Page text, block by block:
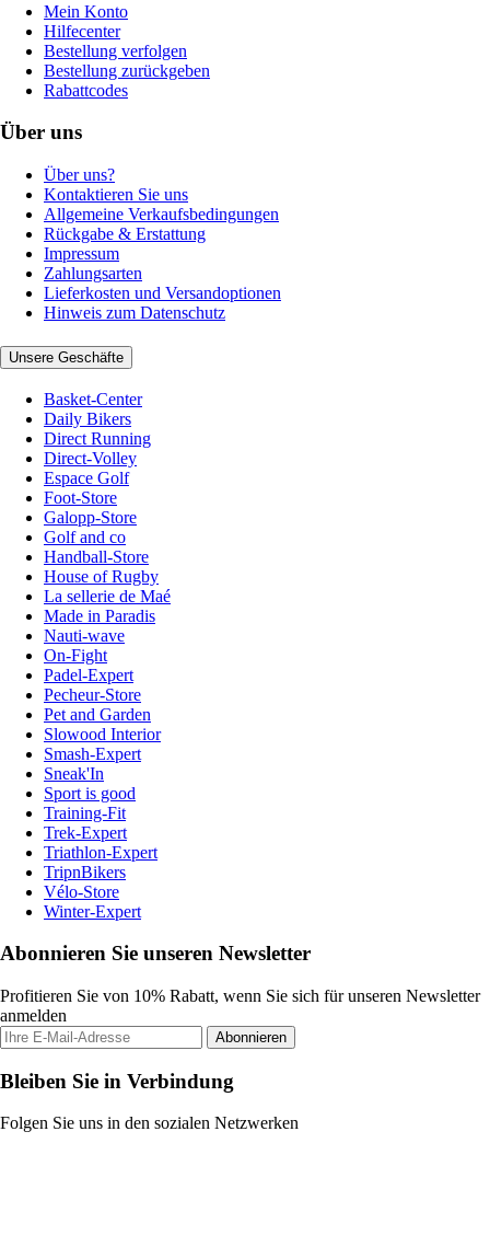
Mein Konto
Hilfecenter
Bestellung verfolgen
Bestellung zurückgeben
Rabattcodes
Über uns
Über uns?
Kontaktieren Sie uns
Allgemeine Verkaufsbedingungen
Rückgabe & Erstattung
Impressum
Zahlungsarten
Lieferkosten und Versandoptionen
Hinweis zum Datenschutz
Unsere Geschäfte
Basket-Center
Daily Bikers
Direct Running
Direct-Volley
Espace Golf
Foot-Store
Galopp-Store
Golf and co
Handball-Store
House of Rugby
La sellerie de Maé
Made in Paradis
Nauti-wave
On-Fight
Padel-Expert
Pecheur-Store
Pet and Garden
Slowood Interior
Smash-Expert
Sneak'In
Sport is good
Training-Fit
Trek-Expert
Triathlon-Expert
TripnBikers
Vélo-Store
Winter-Expert
Abonnieren Sie unseren Newsletter
Profitieren Sie von 10% Rabatt, wenn Sie sich für unseren Newsletter
anmelden
Abonnieren
Bleiben Sie in Verbindung
Folgen Sie uns in den sozialen Netzwerken